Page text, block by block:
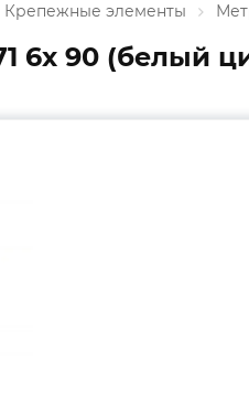
Крепежные элементы
6x 90 (белый